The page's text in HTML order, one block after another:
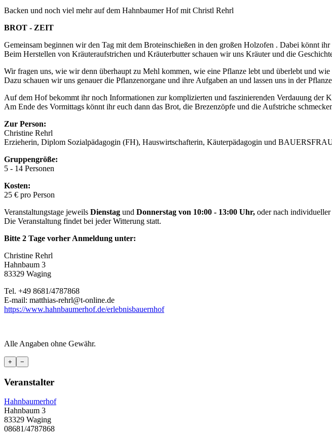
Backen und noch viel mehr auf dem Hahnbaumer Hof mit Christl Rehrl
BROT - ZEIT
Gemeinsam beginnen wir den Tag mit dem Broteinschießen in den großen Holzofen . Dabei könnt
Beim Herstellen von Kräuteraufstrichen und Kräuterbutter schauen wir uns Kräuter und die
Wir fragen uns, wie wir denn überhaupt zu Mehl kommen, wie eine Pflanze lebt und überlebt und
Dazu schauen wir uns genauer die Pflanzenorgane und ihre Aufgaben an und lassen uns in der
Auf dem Hof bekommt ihr noch Informationen zur komplizierten und faszinierenden Verdauung der
Am Ende des Vormittags könnt ihr euch dann das Brot, die Brezenzöpfe und die Aufstriche
Zur Person:
Christine Rehrl
Erzieherin, Diplom Sozialpädagogin (FH), Hauswirtschafterin, Käuterpädagogin und
Gruppengröße:
5 - 14 Personen
Kosten:
25 € pro Person
Veranstaltungstage jeweils Dienstag und Donnerstag von 10:00 - 13:00 Uhr, oder nach individueller
Die Veranstaltung findet bei jeder Witterung statt.
Bitte 2 Tage vorher Anmeldung unter:
Christine Rehrl
Hahnbaum 3
83329 Waging
Tel. +49 8681/4787868
E-mail: matthias-rehrl@t-online.de
https://www.hahnbaumerhof.de/erlebnisbauernhof
Alle Angaben ohne Gewähr.
+ −
Veranstalter
Hahnbaumerhof
Hahnbaum 3
83329 Waging
08681/4787868